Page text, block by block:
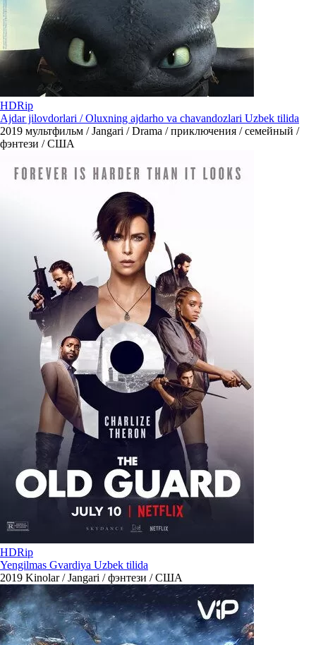
HDRip
Ajdar jilovdorlari / Oluxning ajdarho va chavandozlari Uzbek tilida
2019 мультфильм / Jangari / Drama / приключения / семейный /
фэнтези / США
HDRip
Yengilmas Gvardiya Uzbek tilida
2019 Kinolar / Jangari / фэнтези / США